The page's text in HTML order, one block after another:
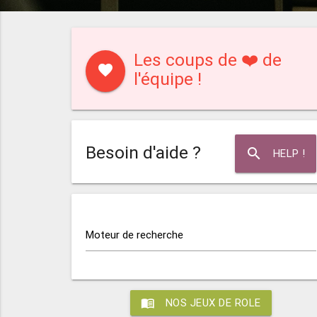
favorite
Les coups de ❤️ de
l'équipe !
search HELP !
Besoin d'aide ?
Moteur de recherche
menu_book NOS JEUX DE ROLE